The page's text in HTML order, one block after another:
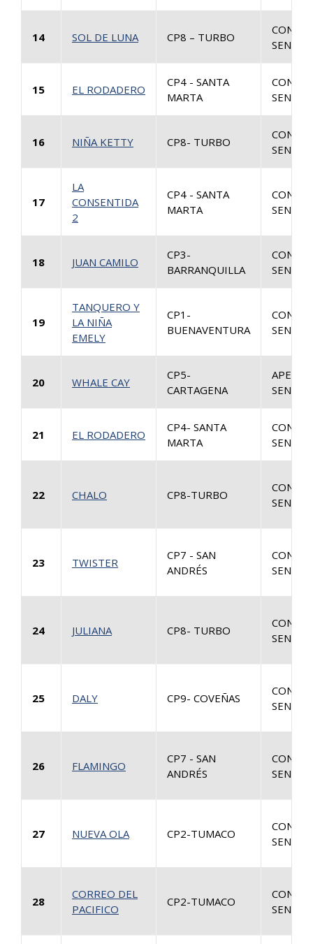
14 SOL DE LUNA CP8 – TURBO
15 EL RODADERO
CP4 - SANTA
MARTA
16 NIÑA KETTY CP8- TURBO
17
LA
CONSENTIDA
2
CP4 - SANTA
MARTA
18 JUAN CAMILO
CP3-
BARRANQUILLA
19
TANQUERO Y
LA NIÑA
EMELY
CP1-
BUENAVENTURA
20 WHALE CAY
CP5-
CARTAGENA
21 EL RODADERO
CP4- SANTA
MARTA
22 CHALO CP8-TURBO
23 TWISTER
CP7 - SAN
ANDRÉS
24 JULIANA CP8- TURBO
25 DALY CP9- COVEÑAS
26 FLAMINGO
CP7 - SAN
ANDRÉS
27 NUEVA OLA CP2-TUMACO
28
CORREO DEL
PACIFICO
CP2-TUMACO